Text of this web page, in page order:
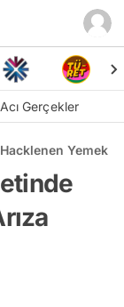
Acı Gerçekler
Hacklenen Yemek